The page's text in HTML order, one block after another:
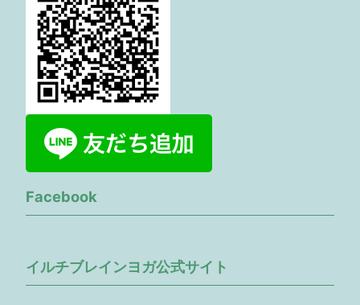
Facebook
イルチブレインヨガ公式サイト